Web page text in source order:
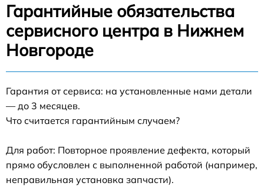
Гарантийные обязательства
сервисного центра в Нижнем
Новгороде
Гарантия от сервиса: на установленные нами детали
— до 3 месяцев.
Что считается гарантийным случаем?
Для работ: Повторное проявление дефекта, который
прямо обусловлен с выполненной работой (например,
неправильная установка запчасти).